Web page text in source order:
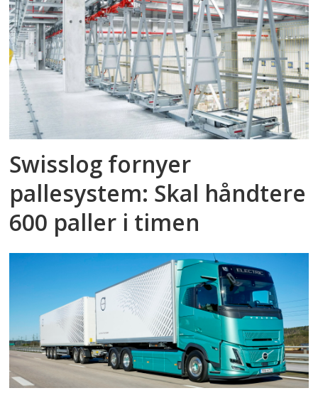
Swisslog fornyer
pallesystem: Skal håndtere
600 paller i timen